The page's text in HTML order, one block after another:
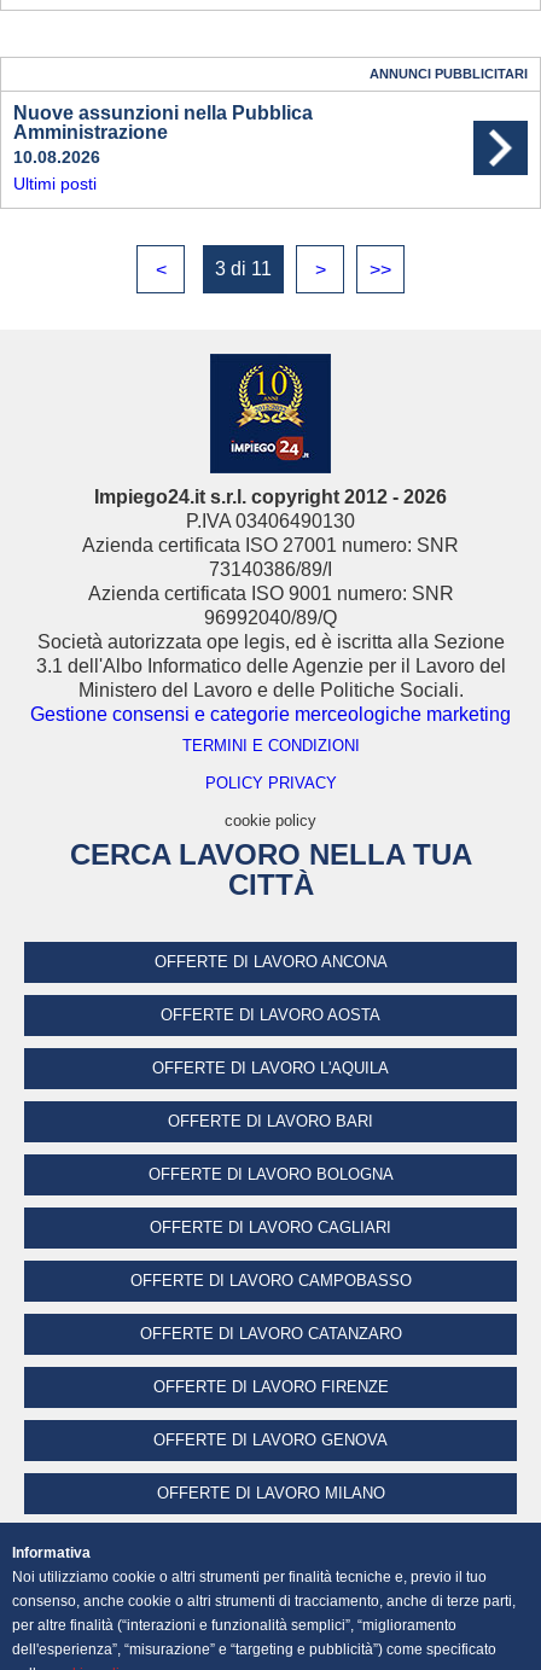
ANNUNCI PUBBLICITARI
Nuove assunzioni nella Pubblica
Amministrazione
10.08.2026
Ultimi posti
< 3 di 11 > >>
Impiego24.it s.r.l. copyright 2012 - 2026
P.IVA 03406490130
Azienda certificata ISO 27001 numero: SNR
73140386/89/I
Azienda certificata ISO 9001 numero: SNR
96992040/89/Q
Società autorizzata ope legis, ed è iscritta alla Sezione
3.1 dell'Albo Informatico delle Agenzie per il Lavoro del
Ministero del Lavoro e delle Politiche Sociali.
Gestione consensi e categorie merceologiche marketing
TERMINI E CONDIZIONI
POLICY PRIVACY
cookie policy
CERCA LAVORO NELLA TUA
CITTÀ
OFFERTE DI LAVORO ANCONA
OFFERTE DI LAVORO AOSTA
OFFERTE DI LAVORO L'AQUILA
OFFERTE DI LAVORO BARI
OFFERTE DI LAVORO BOLOGNA
OFFERTE DI LAVORO CAGLIARI
OFFERTE DI LAVORO CAMPOBASSO
OFFERTE DI LAVORO CATANZARO
OFFERTE DI LAVORO FIRENZE
OFFERTE DI LAVORO GENOVA
OFFERTE DI LAVORO MILANO
OFFERTE DI LAVORO PALERMO
OFFERTE DI LAVORO PERUGIA
Informativa
Noi utilizziamo cookie o altri strumenti per finalità tecniche e, previo il tuo
consenso, anche cookie o altri strumenti di tracciamento, anche di terze parti,
per altre finalità (“interazioni e funzionalità semplici”, “miglioramento
dell'esperienza”, “misurazione” e “targeting e pubblicità”) come specificato